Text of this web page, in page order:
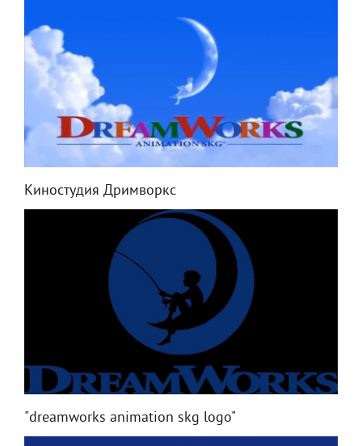
Киностудия Дримворкс
"dreamworks animation skg logo"